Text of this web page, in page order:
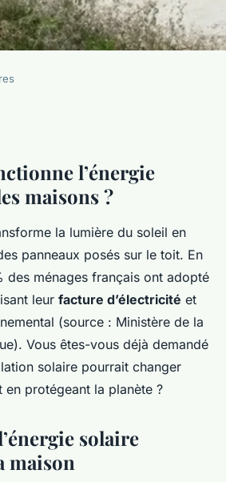
7 min de lecture
l’énergie
maisons ?
la lumière du soleil en
panneaux posés sur le toit. En
des ménages français ont adopté
leur facture d’électricité et
(source : Ministère de la
Vous êtes-vous déjà demandé
solaire pourrait changer
protégeant la planète ?
solaire
maison